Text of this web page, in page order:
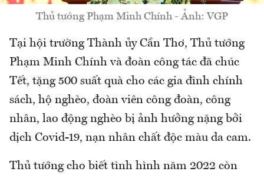
Thủ tướng Phạm Minh Chính - Ảnh: VGP
Tại hội trường Thành ủy Cần Thơ, Thủ tướng
Phạm Minh Chính và đoàn công tác đã chúc
Tết, tặng 500 suất quà cho các gia đình chính
sách, hộ nghèo, đoàn viên công đoàn, công
nhân, lao động nghèo bị ảnh hưởng nặng bởi
dịch Covid-19, nạn nhân chất độc màu da cam.
Thủ tướng cho biết tình hình năm 2022 còn